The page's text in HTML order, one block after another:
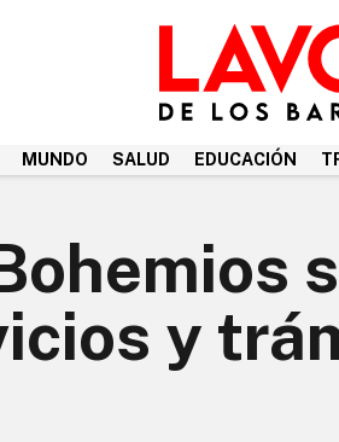
MUNDO SALUD EDUCACIÓN
y